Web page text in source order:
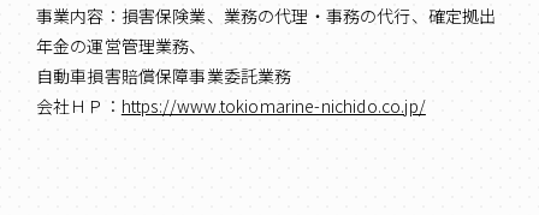
事業内容：損害保険業、業務の代理・事務の代行、確定拠出
年金の運営管理業務、
自動車損害賠償保障事業委託業務
会社ＨＰ： https://www.tokiomarine-nichido.co.jp/